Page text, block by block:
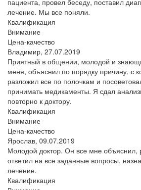
лечение. Мы все поняли.
Квалификация
Внимание
Цена-качество
Владимир, 27.07.2019
Приятный в общении, молодой и
меня, объяснил по порядку причину, с
разложил все по полочкам и
принимать медикаменты. Я сдал
повторно к доктору.
Квалификация
Внимание
Цена-качество
Ярослав, 09.07.2019
Молодой доктор. Он все мне объяснил,
ответил на все заданные вопросы,
лечение.
Квалификация